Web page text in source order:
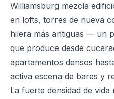
Williamsburg mezcla
en lofts, torres de nueva
hilera más antiguas — un
que produce desde
apartamentos densos
activa escena de bares y
La fuerte densidad de